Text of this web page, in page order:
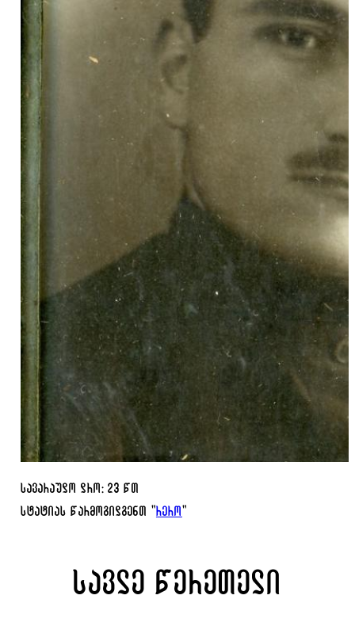
სავარაუდო დრო: 23 წთ
სტატიას წარმოგიდგენთ "რერო"
სავლე წერეთელი